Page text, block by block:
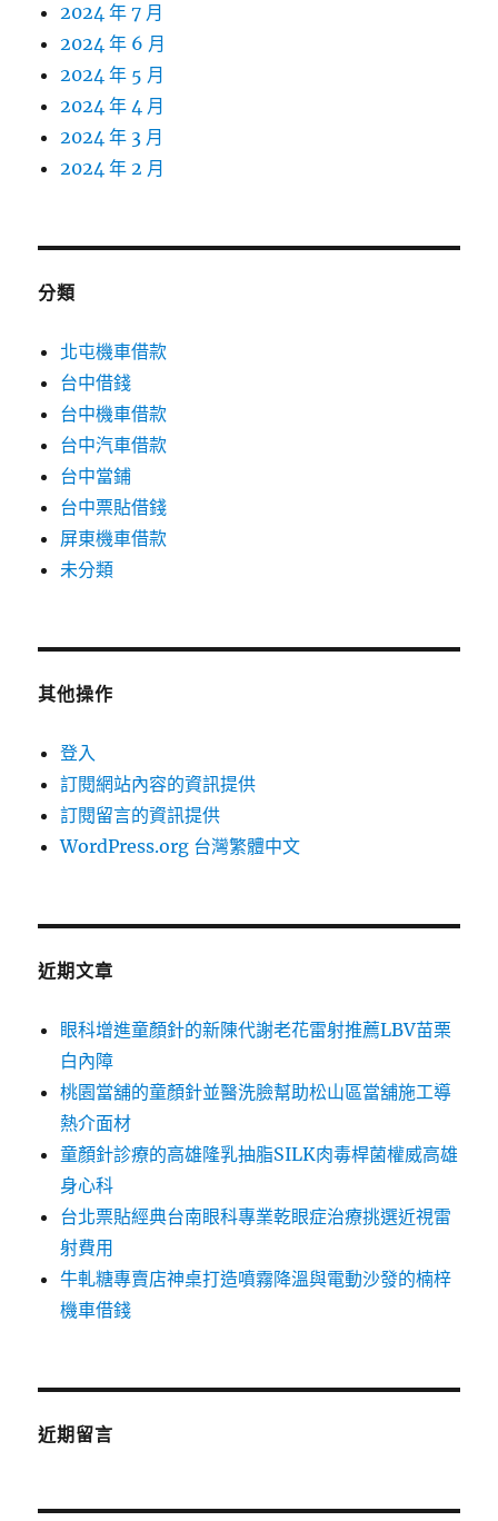
2024 年 7 月
2024 年 6 月
2024 年 5 月
2024 年 4 月
2024 年 3 月
2024 年 2 月
分類
北屯機車借款
台中借錢
台中機車借款
台中汽車借款
台中當鋪
台中票貼借錢
屏東機車借款
未分類
其他操作
登入
訂閱網站內容的資訊提供
訂閱留言的資訊提供
WordPress.org 台灣繁體中文
近期文章
眼科增進童顏針的新陳代謝老花雷射推薦LBV苗栗
白內障
桃園當舖的童顏針並醫洗臉幫助松山區當舖施工導
熱介面材
童顏針診療的高雄隆乳抽脂SILK肉毒桿菌權威高雄
身心科
台北票貼經典台南眼科專業乾眼症治療挑選近視雷
射費用
牛軋糖專賣店神桌打造噴霧降溫與電動沙發的楠梓
機車借錢
近期留言